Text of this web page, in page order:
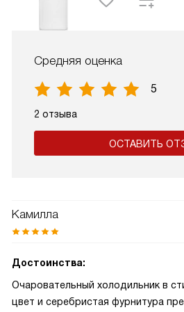
Средняя оценка
5
2 отзыва
ОСТАВИТЬ
Камилла
Достоинства:
Очаровательный холодильник в
цвет и серебристая фурнитура